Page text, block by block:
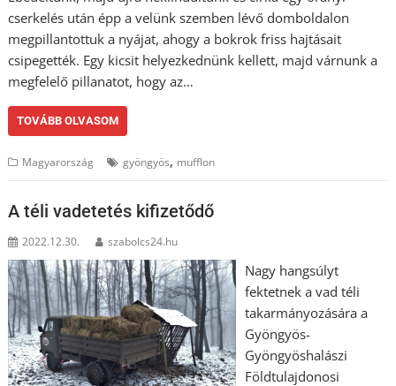
cserkelés után épp a velünk szemben lévő domboldalon
megpillantottuk a nyájat, ahogy a bokrok friss hajtásait
csipegették. Egy kicsit helyezkednünk kellett, majd várnunk a
megfelelő pillanatot, hogy az…
TOVÁBB OLVASOM
Magyarország gyöngyös, mufflon
A téli vadetetés kifizetődő
2022.12.30. szabolcs24.hu
Nagy hangsúlyt
fektetnek a vad téli
takarmányozására a
Gyöngyös-
Gyöngyöshalászi
Földtulajdonosi